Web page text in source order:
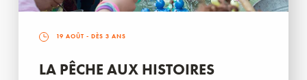
19 AOÛT - DÈS 3 ANS
LA PÊCHE AUX HISTOIRES